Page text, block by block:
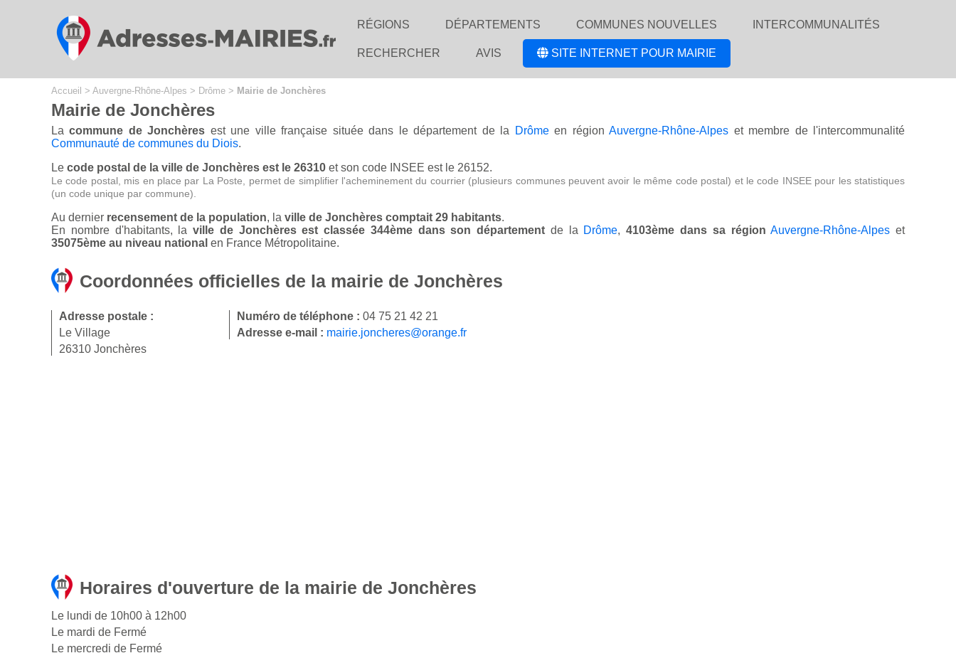
RÉGIONS DÉPARTEMENTS COMMUNES NOUVELLES INTERCOMMUNALITÉS
RECHERCHER AVIS SITE INTERNET POUR MAIRIE
Accueil > Auvergne-Rhône-Alpes > Drôme > Mairie de Jonchères
Mairie de Jonchères
Lacommune de Jonchères est une ville française située dans le département de la Drômeen régionAuvergne-Rhône-Alpes et membre de l'intercommunalité
Communauté de communes du Diois.
Le code postal de la ville de Jonchères est le 26310 et son code INSEE est le 26152.
Le code postal, mis en place par La Poste, permet de simplifier l'acheminement du courrier (plusieurs communes peuvent avoir le même code postal) et le code INSEE pour les statistiques
(un code unique par commune).
Au dernier recensement de la population, la ville de Jonchères comptait 29 habitants.
En nombre d'habitants, laville de Jonchères est classée 344ème dans son département de la Drôme,4103ème dans sa région Auvergne-Rhône-Alpes et
35075ème au niveau national en France Métropolitaine.
Coordonnées officielles de la mairie de Jonchères
Adresse postale :
Le Village
26310 Jonchères
Numéro de téléphone : 04 75 21 42 21
Adresse e-mail : mairie.joncheres@orange.fr
Horaires d'ouverture de la mairie de Jonchères
Le lundi de 10h00 à 12h00
Le mardi de Fermé
Le mercredi de Fermé